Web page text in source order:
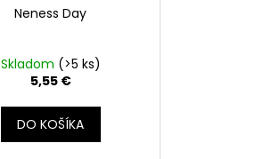
Neness Day
Skladom (>5 ks)
5,55 €
DO KOŠÍKA